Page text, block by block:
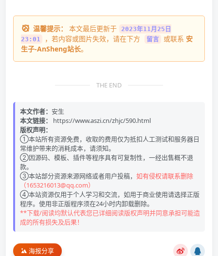
温馨提示： 本文最后更新于
2023年11月25日
23:01
，若内容或图片失效，请在下方 留言 或联系 安
生子-AnSheng站长。
THE END
本文作者： 安生
本文链接：
https://www.aszi.cn/zhjc/590.html
版权声明：
①本站所有资源免费，收取的费用仅为抵扣人工测试和服务器日
常维护带来的消耗成本，请须知。
②因源码、模板、插件等程序具有可复制性，一经出售概不退
款。
③本站部分资源来源网络或者用户投稿， 如有侵权请联系删除
（1653216013@qq.com）
④本站资源仅用于个人学习和交流，如用于商业使用请选择正版
程序。使用非正版程序须在24小时内卸载删除。
**下载/阅读均默认代表您已详细阅读版权声明并同意承担可能造
成的所有损失及后果！
海报分享